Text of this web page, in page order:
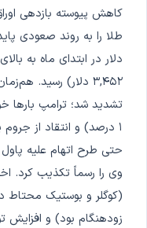
کاهش پیوسته بازدهی
۳,۴۵۲ دلار) رسید.
تشدید شد؛ ترامپ بارها
۱ درصد) و انتقاد از
حتی طرح اتهام علیه پاول
وی را رسماً تکذیب کرد.
(کوگلر و بوستیک محتاط